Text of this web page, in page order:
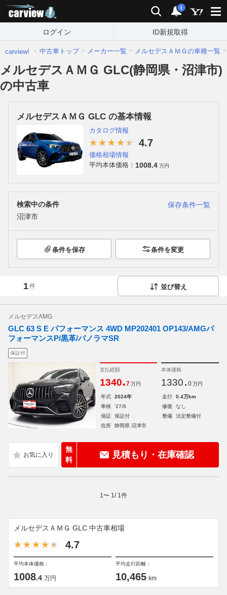
検索 通知
i
ログイン ID新規取得
carview! 中古車トップ メーカー一覧 メルセデスＡＭＧの車種一覧
メルセデスＡＭＧ GLC(静岡県・沼津市)
の中古車
メルセデスＡＭＧ GLC の基本情報
カタログ情報
4.7
価格相場情報
平均本体価格： 1008.4 万円
検索中の条件
保存条件一覧
沼津市
条件を保存 条件を変更
1件 並び替え
メルセデスAMG
GLC 63 S E パフォーマンス 4WD MP202401 OP143/AMGパ
フォーマンスP/黒革/パノラマSR
保証付
支払総額
1340.7 万円
本体価格
1330. 0 万円
年式 2024年 走行
0.4万km
車検
'27/8 修復
なし
保証
保証付 整備
法定整備付
住所
静岡県 沼津市
無
料
見積もり・在庫確認
1 〜 1 / 1 件
メルセデスＡＭＧ GLC 中古車相場
4.7
平均本体価格：
1008.4 万円
平均走行距離：
10,465 km